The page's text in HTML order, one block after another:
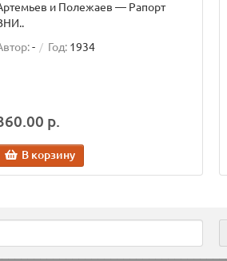
и Полежаев — Рапорт
- Год: 1934
р.
В корзину